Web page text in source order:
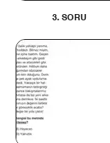
3. SORU